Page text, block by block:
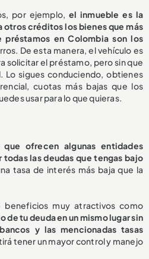
por ejemplo, el inmueble es la
otros créditos los bienes que más
en Colombia son los
De esta manera, el vehículo es
solicitar el préstamo, pero sin que
sigues conduciendo, obtienes
cuotas más bajas que los
usar para lo que quieras.
que ofrecen algunas entidades
las deudas que tengas bajo
tasa de interés más baja que la
muy atractivos como
de tu deuda en un mismo lugar sin
y las mencionadas tasas
tener un mayor control y manejo